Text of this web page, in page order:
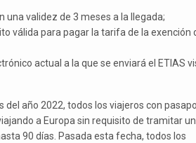
una validez de 3 meses a la llegada;
válida para pagar la tarifa de la exención
actual a la que se enviará el ETIAS
del año 2022, todos los viajeros con
a Europa sin requisito de tramitar
90 días. Pasada esta fecha, todos los